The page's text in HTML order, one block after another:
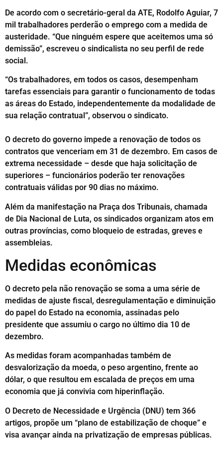
De acordo com o secretário-geral da ATE, Rodolfo Aguiar, 7
mil trabalhadores perderão o emprego com a medida de
austeridade. “Que ninguém espere que aceitemos uma só
demissão”, escreveu o sindicalista no seu perfil de rede
social.
“Os trabalhadores, em todos os casos, desempenham
tarefas essenciais para garantir o funcionamento de todas
as áreas do Estado, independentemente da modalidade de
sua relação contratual”, observou o sindicato.
O decreto do governo impede a renovação de todos os
contratos que venceriam em 31 de dezembro. Em casos de
extrema necessidade – desde que haja solicitação de
superiores – funcionários poderão ter renovações
contratuais válidas por 90 dias no máximo.
Além da manifestação na Praça dos Tribunais, chamada
de Dia Nacional de Luta, os sindicados organizam atos em
outras províncias, como bloqueio de estradas, greves e
assembleias.
Medidas econômicas
O decreto pela não renovação se soma a uma série de
medidas de ajuste fiscal, desregulamentação e diminuição
do papel do Estado na economia, assinadas pelo
presidente que assumiu o cargo no último dia 10 de
dezembro.
As medidas foram acompanhadas também de
desvalorização da moeda, o peso argentino, frente ao
dólar, o que resultou em escalada de preços em uma
economia que já convivia com hiperinflação.
O Decreto de Necessidade e Urgência (DNU) tem 366
artigos, propõe um “plano de estabilização de choque” e
visa avançar ainda na privatização de empresas públicas.